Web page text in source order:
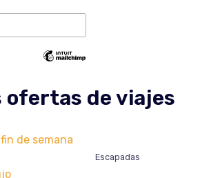
ofertas de viajes
Escapadas